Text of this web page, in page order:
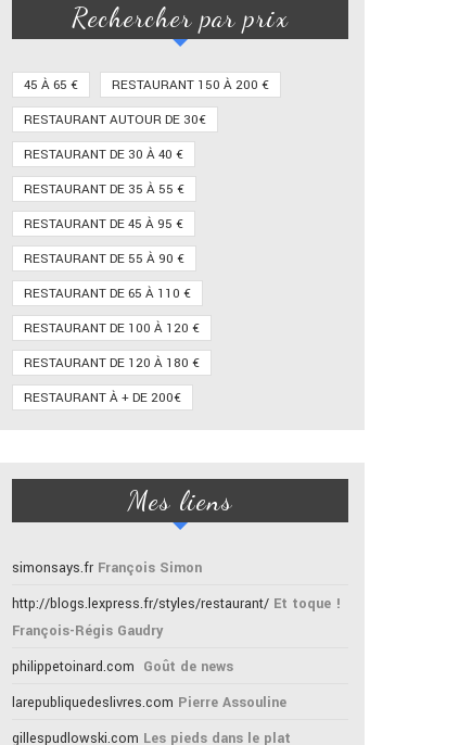
Rechercher par prix
45 À 65 €
RESTAURANT 150 À 200 €
RESTAURANT AUTOUR DE 30€
RESTAURANT DE 30 À 40 €
RESTAURANT DE 35 À 55 €
RESTAURANT DE 45 À 95 €
RESTAURANT DE 55 À 90 €
RESTAURANT DE 65 À 110 €
RESTAURANT DE 100 À 120 €
RESTAURANT DE 120 À 180 €
RESTAURANT À + DE 200€
Mes liens
simonsays.fr François Simon
http://blogs.lexpress.fr/styles/restaurant/ Et toque !
François-Régis Gaudry
philippetoinard.com Goût de news
larepubliquedeslivres.com Pierre Assouline
gillespudlowski.com Les pieds dans le plat